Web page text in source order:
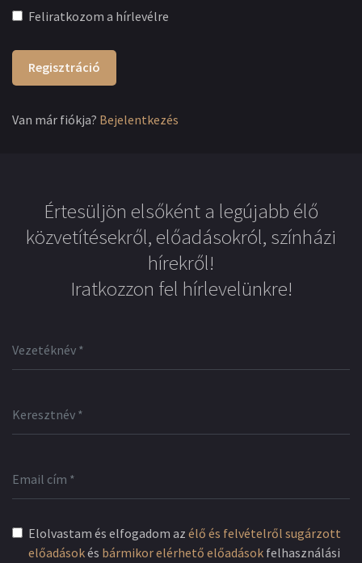
Feliratkozom a hírlevélre
Regisztráció
Van már fiókja? Bejelentkezés
Értesüljön elsőként a legújabb élő
közvetítésekről, előadásokról, színházi
hírekről!
Iratkozzon fel hírlevelünkre!
Elolvastam és elfogadom az élő és felvételről sugárzott
előadásokés bármikor elérhető előadások felhasználási